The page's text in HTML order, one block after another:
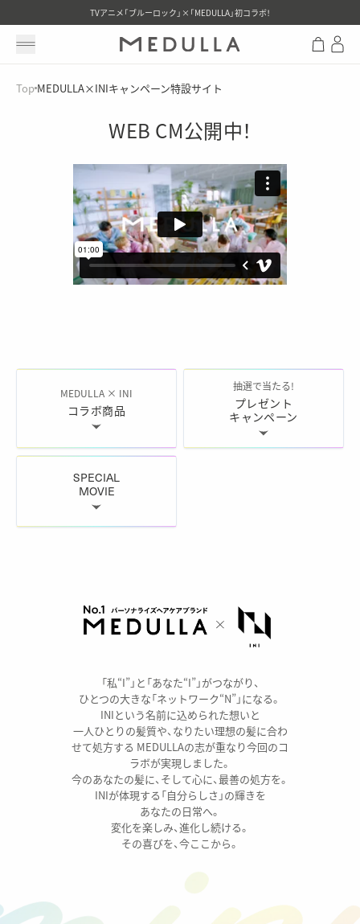
TVアニメ「ブルーロック」×「MEDULLA」初コラボ！
Top MEDULLA×INIキャンペーン特設サイト
WEB CM公開中！
コンテンツへのリンク
MEDULLA × INI
コラボ商品
抽選で当たる!
プレゼント
キャンペーン
SPECIAL
MOVIE
「私“I”」と「あなた“I”」がつながり、
ひとつの大きな「ネットワーク“N”」になる。
INIという名前に込められた想いと
一人ひとりの髪質や、なりたい理想の髪に合わ
せて処方する MEDULLAの志が重なり今回のコ
ラボが実現しました。
今のあなたの髪に、そして心に、最善の処方を。
INIが体現する「自分らしさ」の輝きを
あなたの日常へ。
変化を楽しみ、進化し続ける。
その喜びを、今ここから。